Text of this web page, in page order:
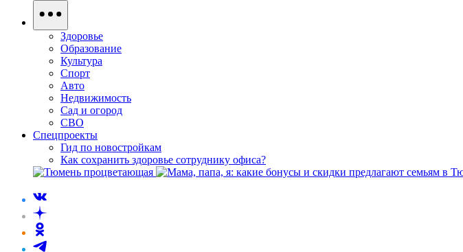
Здоровье
Образование
Культура
Спорт
Авто
Недвижимость
Сад и огород
СВО
Спецпроекты
Гид по новостройкам
Как сохранить здоровье сотруднику офиса?